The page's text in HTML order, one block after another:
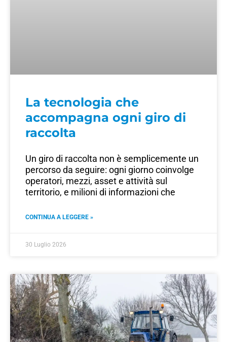
La tecnologia che
accompagna ogni giro di
raccolta
Un giro di raccolta non è semplicemente un
percorso da seguire: ogni giorno coinvolge
operatori, mezzi, asset e attività sul
territorio, e milioni di informazioni che
CONTINUA A LEGGERE »
30 Luglio 2026